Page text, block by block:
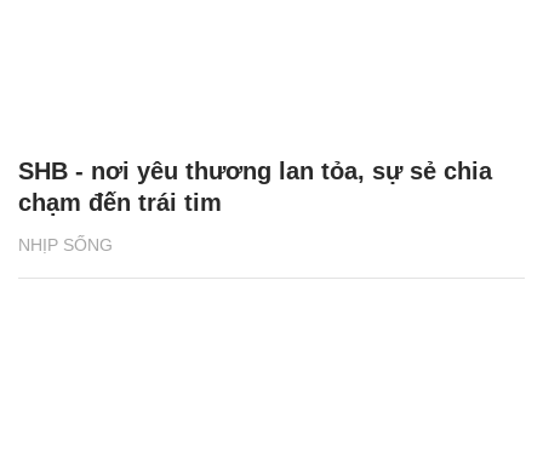
NHỊP SỐNG
SHB - nơi yêu thương lan tỏa, sự sẻ chia
chạm đến trái tim